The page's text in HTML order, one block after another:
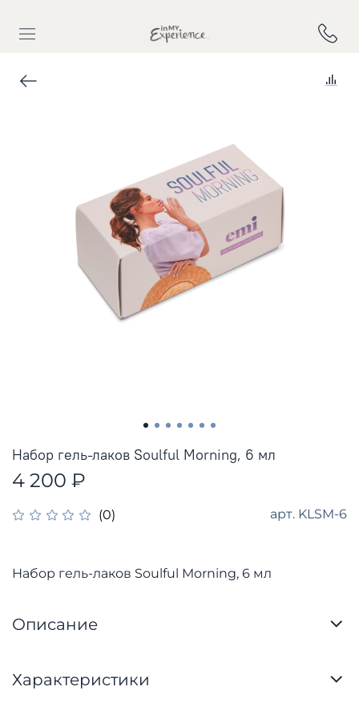
(0) арт. KLSM-6
Набор гель-лаков Soulful Morning, 6 мл
4 200 ₽
Набор гель-лаков Soulful Morning, 6 мл
Описание
Характеристики